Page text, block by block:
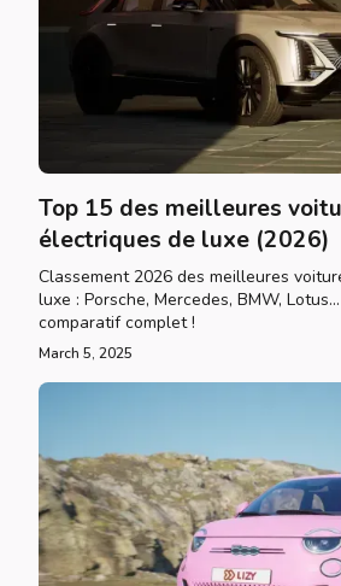
Top 15 des meilleures
électriques de luxe (2026)
Classement 2026 des meilleures
luxe : Porsche, Mercedes, BMW,
comparatif complet !
March 5, 2025